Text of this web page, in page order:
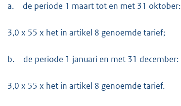
a. de periode 1 maart tot en met 31 oktober:
3,0 x 55 x het in artikel 8 genoemde tarief;
b. de periode 1 januari en met 31 december:
3,0 x 55 x het in artikel 8 genoemde tarief.